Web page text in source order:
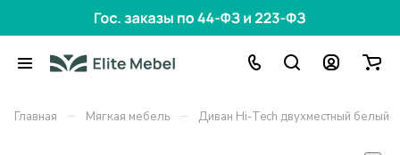
Главная – Мягкая мебель – Диван Hi-Tech двухместный белый